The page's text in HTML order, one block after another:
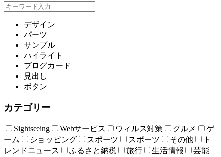
デザイン
パーツ
サンプル
ハイライト
ブログカード
見出し
ボタン
カテゴリー
Sightseeing Webサービス ウィルス対策 グルメ
ゲ
ーム
ショッピング スポーツ スポーツ その他
ト
レンドニュース
ふるさと納税 旅行 生活情報 芸能